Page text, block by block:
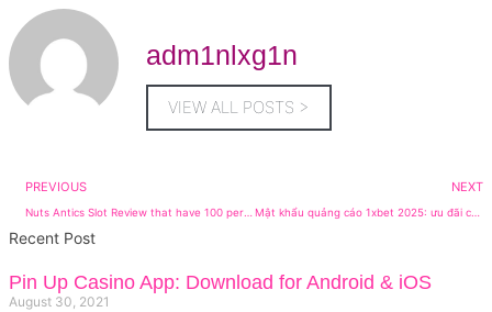
adm1nlxg1n
VIEW ALL POSTS >
PREVIOUS NEXT
Mật khẩu quảng cáo 1xbet 2025: ưu đãi cao nhất của JBMAX VIP 29%
Recent Post
Pin Up Casino App: Download for Android & iOS
August 30, 2021